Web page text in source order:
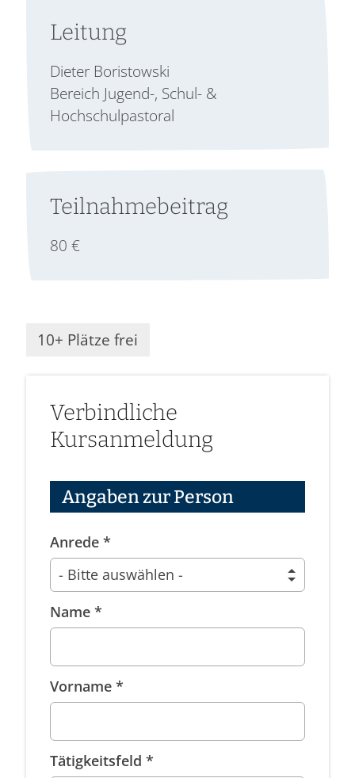
Leitung
Dieter Boristowski
Bereich Jugend-, Schul- &
Hochschulpastoral
Teilnahmebeitrag
80 €
10+ Plätze frei
Verbindliche
Kursanmeldung
Angaben zur Person
Anrede *
Name *
Vorname *
Tätigkeitsfeld *